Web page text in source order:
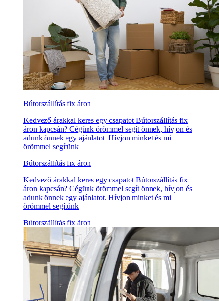
Bútorszállítás fix áron
Kedvező árakkal keres egy csapatot Bútorszállítás fix
áron kapcsán? Cégünk örömmel segít önnek, hívjon és
adunk önnek egy ajánlatot. Hívjon minket és mi
örömmel segítünk
Bútorszállítás fix áron
Kedvező árakkal keres egy csapatot Bútorszállítás fix
áron kapcsán? Cégünk örömmel segít önnek, hívjon és
adunk önnek egy ajánlatot. Hívjon minket és mi
örömmel segítünk
Bútorszállítás fix áron